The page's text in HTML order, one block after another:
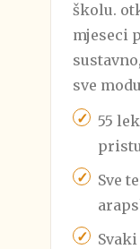
školu.
mjeseci
sve
55
Sve